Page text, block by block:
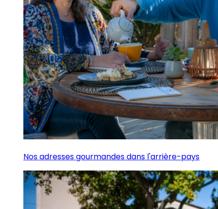
Nos adresses gourmandes dans l'arrière-pays